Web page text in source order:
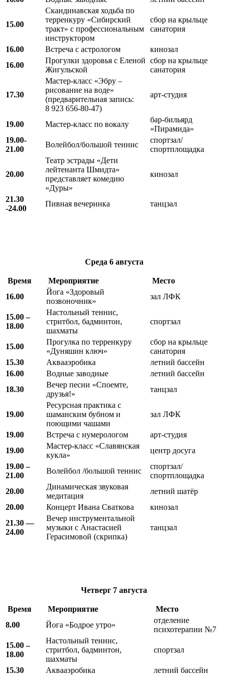
15.00
Скандинавская ходьба по
терренкуру «Сибирский
тракт» с профессиональным
инструктором
сбор на крыльце
санатория
16.00 Встреча с астрологом
кинозал
16.00
Прогулки здоровья с Еленой
Жигульской
сбор на крыльце
санатория
17.30
Мастер-класс «Эбру –
рисование на воде»
(предварительная запись:
8 923 656-80-47)
арт-студия
19.00 Мастер-класс по вокалу
бар-бильярд
«Пирамида»
19.00-
21.00
Волейбол/большой теннис
спортзал/
спортплощадка
20.00
Театр эстрады «Дети
лейтенанта Шмидта»
представляет комедию
«Дуры»
кинозал
21.30
-24.00
Пивная вечеринка танцзал
Среда 6 августа
Время Мероприятие
Место
16.00
Йога «Здоровый
позвоночник»
зал ЛФК
15.00 –
18.00
Настольный теннис,
стритбол, бадминтон,
шахматы
спортзал
15.00
Прогулка по терренкуру
«Дуняшин ключ»
сбор на крыльце
санатория
15.30
Аквааэробика
летний бассейн
16.00
Водные заводные
летний бассейн
18.30
Вечер песни «Споемте,
друзья!»
танцзал
19.00
Ресурсная практика с
шаманским бубном и
поющими чашами
зал ЛФК
19.00 Встреча с нумерологом
арт-студия
19.00
Мастер-класс «Славянская
кукла»
центр досуга
19.00 –
21.00
Волейбол /большой теннис
спортзал/
спортплощадка
20.00
Динамическая звуковая
медитация
летний шатёр
20.00
Концерт Ивана Сваткова
кинозал
21.30 —
24.00
Вечер инструментальной
музыки с Анастасией
Герасимовой (скрипка)
танцзал
Четверг 7 августа
Время Мероприятие
Место
8.00
Йога «Бодрое утро»
отделение
психотерапии №7
15.00 –
18.00
Настольный теннис,
стритбол, бадминтон,
шахматы
спортзал
15.30 Аквааэробика
летний бассейн